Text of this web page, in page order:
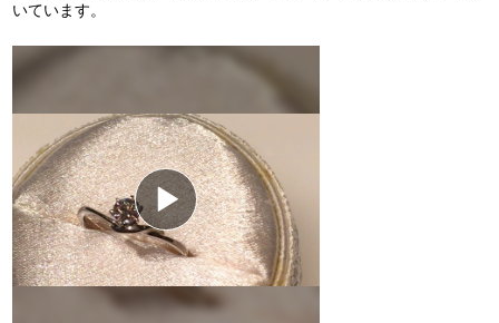
いています。